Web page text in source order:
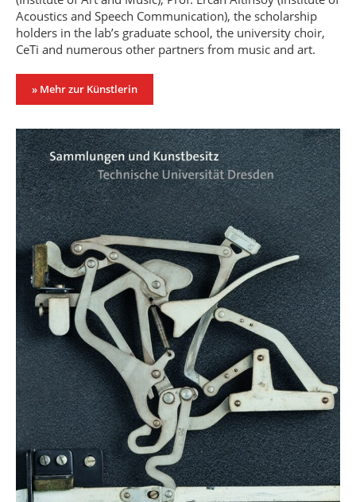
Acoustics and Speech Communication), the scholarship
holders in the lab’s graduate school, the university choir,
CeTi and numerous other partners from music and art.
» Mehr zur Künstlerin